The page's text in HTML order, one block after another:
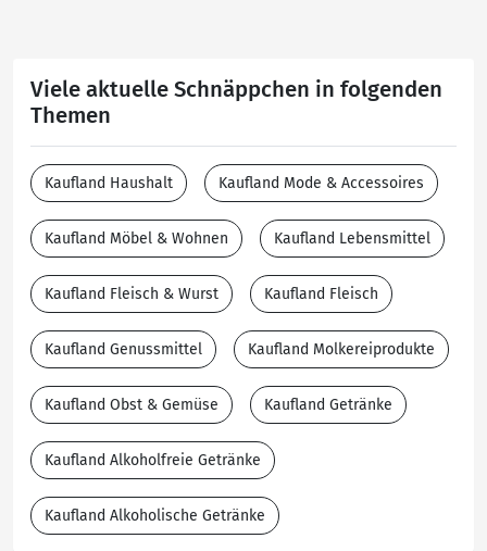
Viele aktuelle Schnäppchen in folgenden
Themen
Kaufland Haushalt Kaufland Mode & Accessoires
Kaufland Möbel & Wohnen Kaufland Lebensmittel
Kaufland Fleisch & Wurst Kaufland Fleisch
Kaufland Genussmittel Kaufland Molkereiprodukte
Kaufland Obst & Gemüse Kaufland Getränke
Kaufland Alkoholfreie Getränke
Kaufland Alkoholische Getränke